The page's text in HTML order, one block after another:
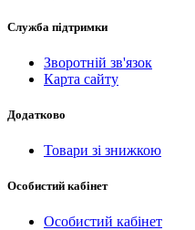
Служба підтримки
Зворотній зв'язок
Карта сайту
Додатково
Товари зі знижкою
Особистий кабінет
Особистий кабінет